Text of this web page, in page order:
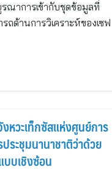
รณาการเข้ากับชุดข้อมูลที่
ถด้านการวิเคราะห์ของเซฟ
หวะเท็กซัสแห่งศูนย์การ
ระชุมนานาชาติว่าด้วย
บบเชิงซ้อน